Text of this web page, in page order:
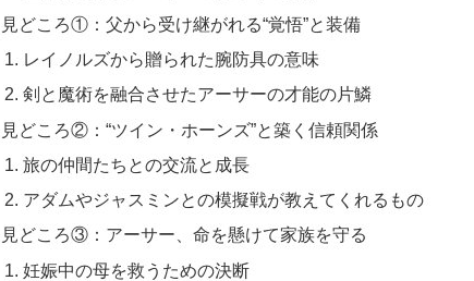
見どころ①：父から受け継がれる“覚悟”と装備
レイノルズから贈られた腕防具の意味
剣と魔術を融合させたアーサーの才能の片鱗
見どころ②：“ツイン・ホーンズ”と築く信頼関係
旅の仲間たちとの交流と成長
アダムやジャスミンとの模擬戦が教えてくれるもの
見どころ③：アーサー、命を懸けて家族を守る
妊娠中の母を救うための決断